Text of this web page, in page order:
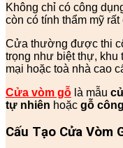
Không chỉ có công
còn có tính thẩm mỹ rất
Cửa thường được thi
trọng như biệt thự, khu
mại hoặc toà nhà cao
Cửa vòm gỗ là mẫu
tự nhiên hoặc gỗ
Cấu Tạo Cửa Vòm